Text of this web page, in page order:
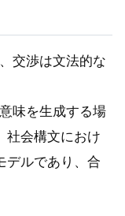
交渉は文法的な
味を生成する場
会構文におけ
デルであり、合